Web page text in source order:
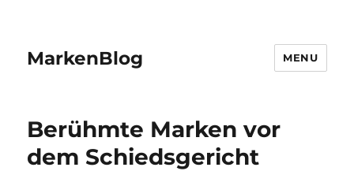
MarkenBlog MENU
Berühmte Marken vor
dem Schiedsgericht